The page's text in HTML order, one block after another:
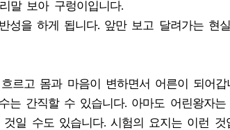
말 보아 구렁이입니다.
성을 하게 됩니다. 앞만 보고 달려가는 현
르고 몸과 마음이 변하면서 어른이 되어갑
간직할 수 있습니다. 아마도 어린왕자
일 수도 있습니다. 시험의 요지는 이런 것